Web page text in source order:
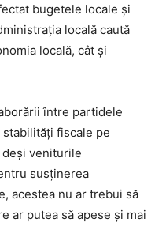
bugetele locale și
locală caută
locală, cât și
între partidele
fiscale pe
deși veniturile
susținerea
acestea nu ar trebui să
ar putea să apese și mai